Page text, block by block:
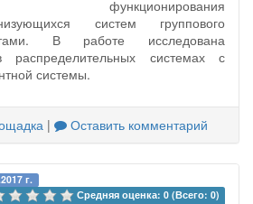
функционирования
систем группового
В работе исследована
распределительных системах с
системы.
| Оставить комментарий
г.
Средняя оценка: 0 (Всего: 0)